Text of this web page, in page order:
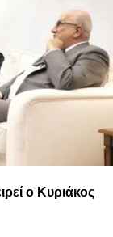
ο Κυριάκος